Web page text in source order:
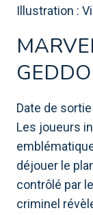
Illustration :
Date de
Les joueurs
déjouer le
contrôlé par
criminel